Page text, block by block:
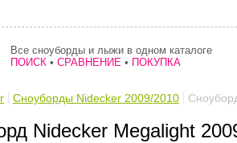
Все сноуборды и лыжи в одном каталоге
ПОИСК • СРАВНЕНИЕ • ПОКУПКА
Сноуборды Nidecker 2009/2010
Nidecker Megalight